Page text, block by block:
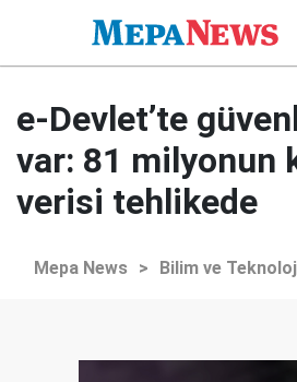
e-Devlet’te
var: 81 milyonun
verisi tehlikede
Mepa News > Bilim ve